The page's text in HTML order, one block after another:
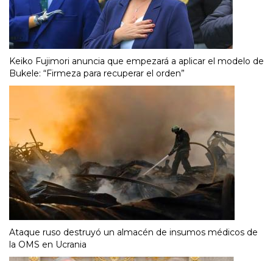
Keiko Fujimori anuncia que empezará a aplicar el modelo de
Bukele: “Firmeza para recuperar el orden”
Ataque ruso destruyó un almacén de insumos médicos de
la OMS en Ucrania